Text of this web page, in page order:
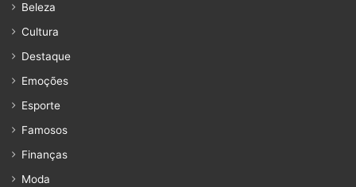
Beleza
Cultura
Destaque
Emoções
Esporte
Famosos
Finanças
Moda